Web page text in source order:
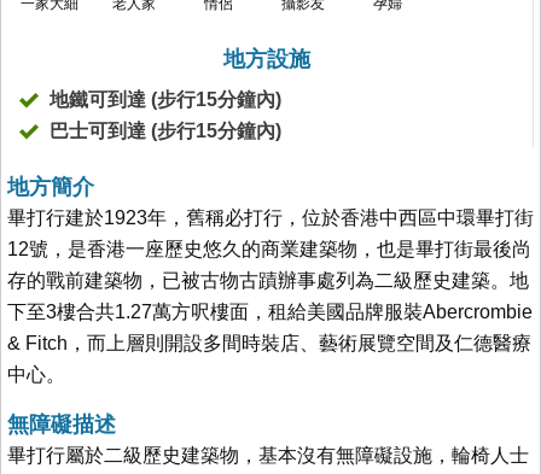
地方設施
地鐵可到達 (步行15分鐘內)
巴士可到達 (步行15分鐘內)
地方簡介
畢打行建於1923年，舊稱必打行，位於香港中西區中環畢打街
12號，是香港一座歷史悠久的商業建築物，也是畢打街最後尚
存的戰前建築物，已被古物古蹟辦事處列為二級歷史建築。地
下至3樓合共1.27萬方呎樓面，租給美國品牌服裝Abercrombie
& Fitch，而上層則開設多間時裝店、藝術展覽空間及仁德醫療
中心。
無障礙描述
畢打行屬於二級歷史建築物，基本沒有無障礙設施，輪椅人士